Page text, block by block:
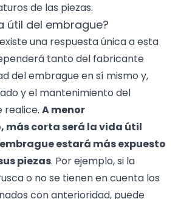
de las piezas.
útil del embrague?
una respuesta única a esta
tanto del fabricante
del embrague en sí mismo y,
y el mantenimiento del
realice. A menor
más corta será la vida útil
estará más expuesto
piezas. Por ejemplo, si la
o no se tienen en cuenta los
con anterioridad, puede